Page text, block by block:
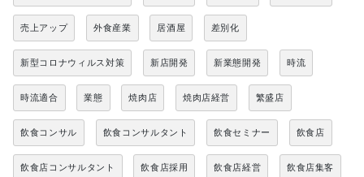
売上アップ 外食産業 居酒屋 差別化
新型コロナウィルス対策 新店開発 新業態開発 時流
時流適合 業態 焼肉店 焼肉店経営 繁盛店
飲食コンサル 飲食コンサルタント 飲食セミナー 飲食店
飲食店コンサルタント 飲食店採用 飲食店経営 飲食店集客